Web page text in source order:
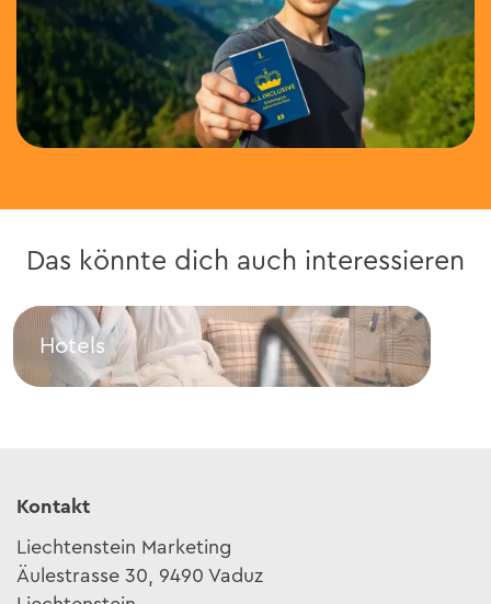
Das könnte dich auch interessieren
Hotels
Hotels
Kontakt
Liechtenstein Marketing
Äulestrasse 30, 9490 Vaduz